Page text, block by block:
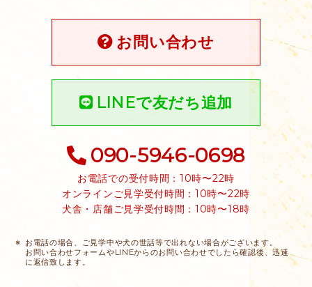
お問い合わせ
LINEで友だち追加
090-5946-0698
お電話での受付時間：10時〜22時
オンラインご見学受付時間：10時〜22時
犬舎・店舗ご見学受付時間：10時〜18時
お電話の場合、ご見学中や犬の世話等で出れない場合がございます。
お問い合わせフォームやLINEからのお問い合わせでしたら確認後、迅速
に返信致します。